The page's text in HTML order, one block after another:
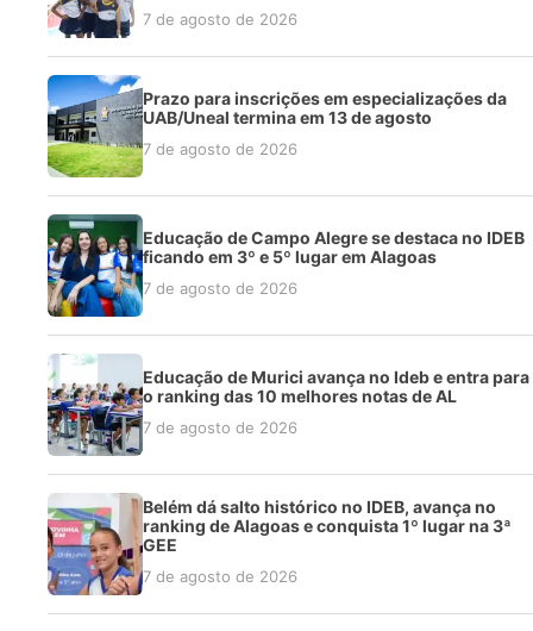
7 de agosto de 2026
Prazo para inscrições em especializações da
UAB/Uneal termina em 13 de agosto
7 de agosto de 2026
Educação de Campo Alegre se destaca no IDEB
ficando em 3º e 5º lugar em Alagoas
7 de agosto de 2026
Educação de Murici avança no Ideb e entra para
o ranking das 10 melhores notas de AL
7 de agosto de 2026
Belém dá salto histórico no IDEB, avança no
ranking de Alagoas e conquista 1º lugar na 3ª
GEE
7 de agosto de 2026